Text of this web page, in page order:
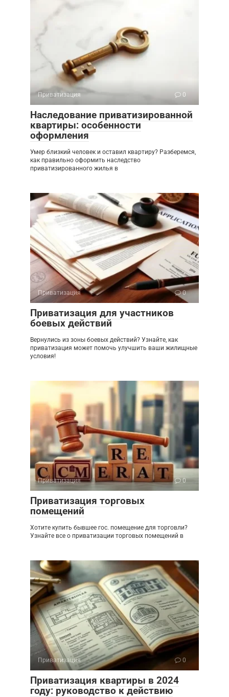
Приватизация 0
Наследование приватизированной
квартиры: особенности
оформления
Умер близкий человек и оставил квартиру? Разберемся,
как правильно оформить наследство
приватизированного жилья в
Приватизация 0
Приватизация для участников
боевых действий
Вернулись из зоны боевых действий? Узнайте, как
приватизация может помочь улучшить ваши жилищные
условия!
Приватизация 0
Приватизация торговых
помещений
Хотите купить бывшее гос. помещение для торговли?
Узнайте все о приватизации торговых помещений в
Приватизация 0
Приватизация квартиры в 2024
году: руководство к действию